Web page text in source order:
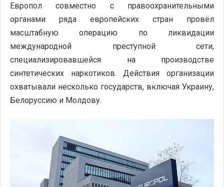
Европол совместно с правоохранительными
органами ряда европейских стран провёл
масштабную операцию по ликвидации
международной преступной сети,
специализировавшейся на производстве
синтетических наркотиков. Действия организации
охватывали несколько государств, включая Украину,
Белоруссию и Молдову.